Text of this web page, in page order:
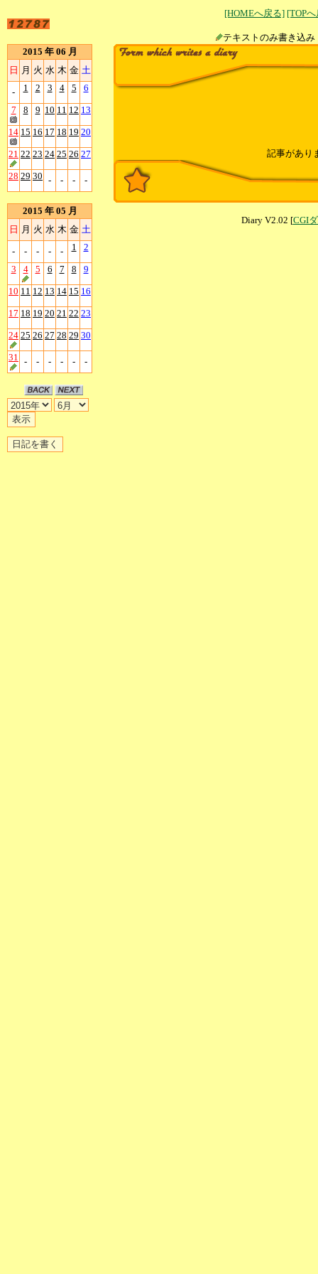
[HOMEへ戻る] [TOP
テキストのみ書
2015 年 06 月
日 月 火 水 木 金 土
- 1 2 3 4 5 6
7 8 9 10 11 12 13
14 15 16 17 18 19 20
21 22 23 24 25 26 27
28 29 30 - - - -
2015 年 05 月
日 月 火 水 木 金 土
- - - - - 1 2
3 4 5 6 7 8 9
10 11 12 13 14 15 16
17 18 19 20 21 22 23
24 25 26 27 28 29 30
31 - - - - - -
記事があり
Diary V2.02 [CGI